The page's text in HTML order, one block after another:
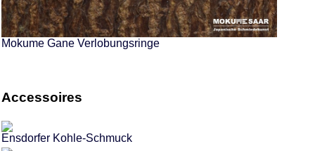
Mokume Gane Verlobungsringe
Accessoires
Ensdorfer Kohle-Schmuck